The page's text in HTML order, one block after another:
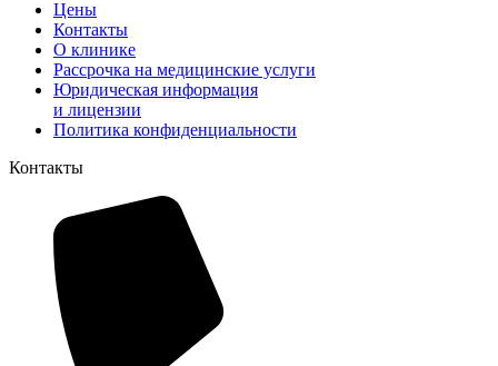
Цены
Контакты
О клинике
Рассрочка на медицинские услуги
Юридическая информация
и лицензии
Политика конфиденциальности
Контакты